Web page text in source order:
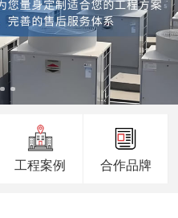
工程案例 合作品牌